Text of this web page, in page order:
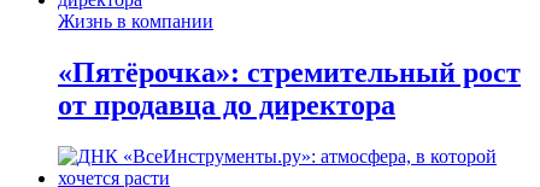
Жизнь в компании
«Пятёрочка»: стремительный рост
от продавца до директора